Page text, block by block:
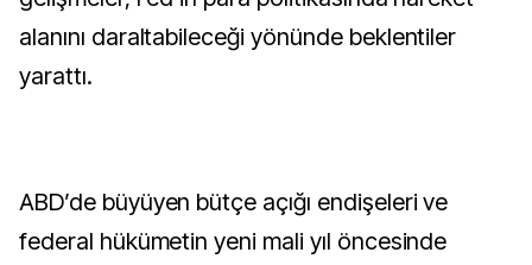
alanını daraltabileceği yönünde beklentiler
yarattı.
ABD’de büyüyen bütçe açığı endişeleri ve
federal hükümetin yeni mali yıl öncesinde